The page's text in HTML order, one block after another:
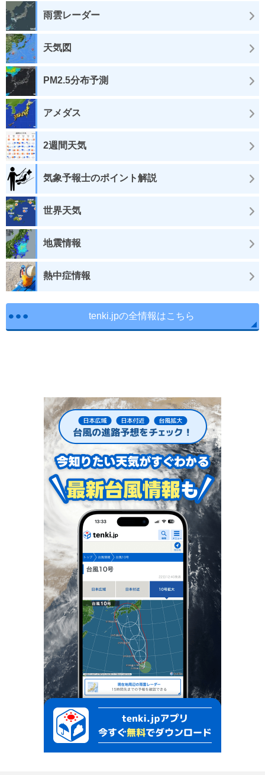
雨雲レーダー
天気図
PM2.5分布予測
アメダス
2週間天気
気象予報士のポイント解説
世界天気
地震情報
熱中症情報
tenki.jpの全情報はこちら